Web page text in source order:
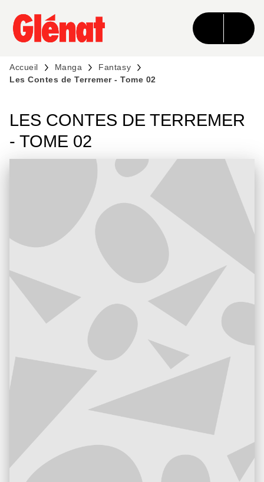
MENU RECHERCHE CONTENU
PIED DE PAGE
Accueil Manga
Fantasy
Les Contes de Terremer - Tome 02
LES CONTES DE TERREMER
- TOME 02